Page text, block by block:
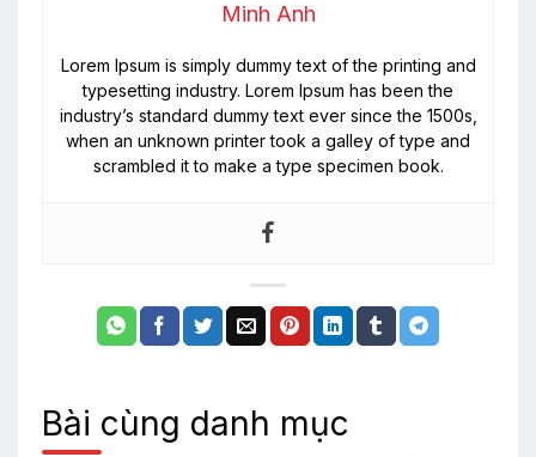
Minh Anh
Lorem Ipsum is simply dummy text of the printing and
typesetting industry. Lorem Ipsum has been the
industry’s standard dummy text ever since the 1500s,
when an unknown printer took a galley of type and
scrambled it to make a type specimen book.
Bài cùng danh mục